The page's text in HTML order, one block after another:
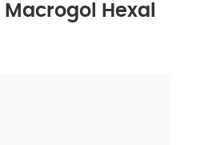
Macrogol Hexal